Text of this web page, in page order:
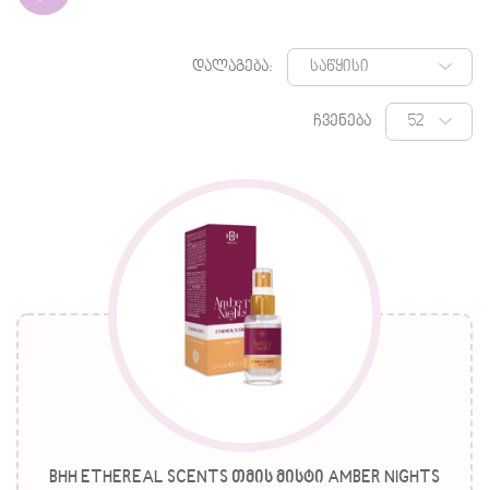
დალაგება:
ჩვენება
BHH ETHEREAL SCENTS თმის მისტი AMBER NIGHTS